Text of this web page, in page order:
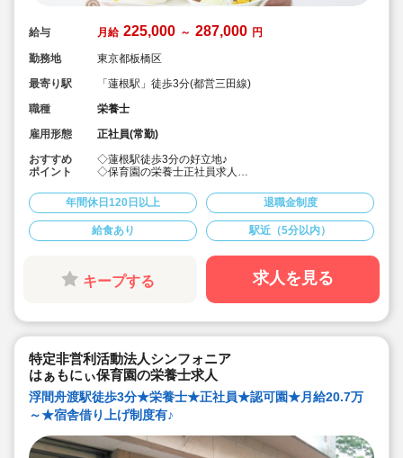
給与 月給 225,000 ～ 287,000 円
勤務地
東京都板橋区
最寄り駅
「蓮根駅」徒歩3分(都営三田線)
職種
栄養士
雇用形態
正社員(常勤)
おすすめ
ポイント
◇蓮根駅徒歩3分の好立地♪
◇保育園の栄養士正社員求人
◇有給休暇は取得率73％と高く、初年度は入社時に3日
間付与されるので安心です！
◇各種研修を無理なく実施し、ブランクある方や未経験
の方も安心！主任・副園長・園長とキャリアアップ可
年間休日120日以上 退職金制度
給食あり 駅近（5分以内）
キープする 求人を見る
特定非営利活動法人シンフォニア
はぁもにぃ保育園の栄養士求人
浮間舟渡駅徒歩3分★栄養士★正社員★認可園★月給20.7万
～★宿舎借り上げ制度有♪